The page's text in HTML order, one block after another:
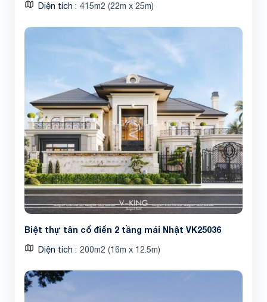
Diện tích 415m2 (22m x 25m)
Biệt thự tân cổ điển 2 tầng mái Nhật VK25036
Diện tích 200m2 (16m x 12.5m)